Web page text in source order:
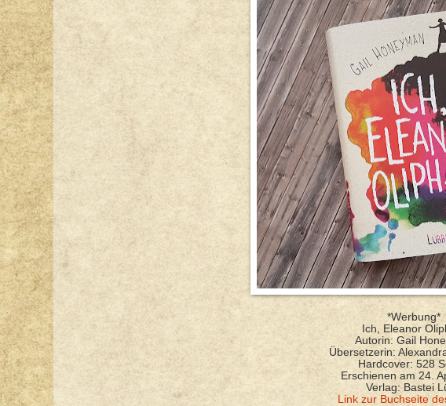
*Werbung*
Ich, Eleanor
Autorin: Gail
Übersetzerin:
Hardcover: 528
Erschienen am 24.
Verlag: Bastei
Link zur Buchseite